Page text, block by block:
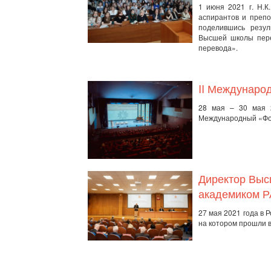
1 июня 2021 г. Н.К.
аспирантов и
поделившись
Высшей школы
перевода».
II
28 мая – 30 мая
Международный
Директор
академиком
27 мая 2021 года в
на котором прошли